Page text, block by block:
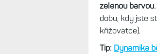
zelenou barvou.
dobu, kdy jste
křižovatce).
Tip: Dynamika